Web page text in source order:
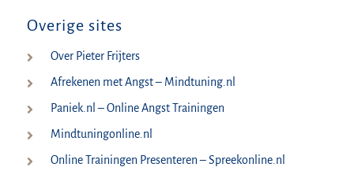
Overige sites
Over Pieter Frijters
Afrekenen met Angst – Mindtuning.nl
Paniek.nl – Online Angst Trainingen
Mindtuningonline.nl
Online Trainingen Presenteren – Spreekonline.nl